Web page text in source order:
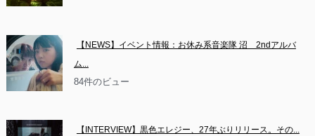
【NEWS】イベント情報：お休み系音楽隊 沼　2ndアルバ
ム...
84件のビュー
【INTERVIEW】黒色エレジー、27年ぶりリリース。その...